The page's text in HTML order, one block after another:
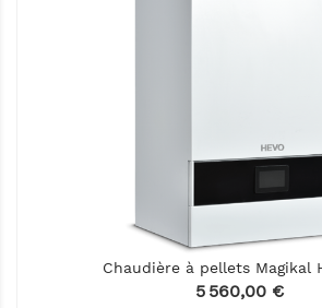
Chaudière à pellets Magikal
Prix
5 560,00 €